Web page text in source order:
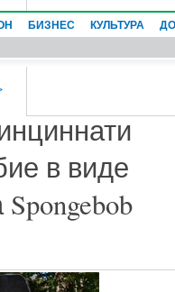
БИЗНЕС КУЛЬТУРА
в виде